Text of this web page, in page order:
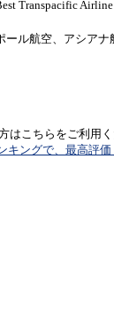
Transpacific
ール航空、アシア
はこちらをご利用く
キングで、最高評価